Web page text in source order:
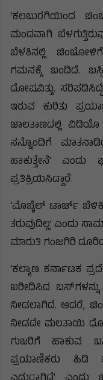
‘ಕಲಬುರಗಿಯಿಂದ
ಮಂದವಾಗಿ
ಬೆಳಕಿನಲ್ಲಿ‌
ಗಮನಕ್ಕೆ ಬಂದಿದೆ.
ದೋಷವಿತ್ತು.
ಇರುವ ಕುರಿತು
ಜಾಲತಾಣದಲ್ಲಿ
ನನ್ನೊಂದಿಗೆ
ಹಾಕುತ್ತೇನೆ’ ಎಂದು
ಪ್ರತಿಕ್ರಿಯಿಸಿದ್ದಾರೆ.
‘ಮೊಬೈಲ್‌ ಟಾರ್ಚ್‌
ತರುವುದಿಲ್ಲ’ ಎಂದು‌
ಮಾರುತಿ ಗಂಜಗಿರಿ‌
‘ಕಲ್ಯಾಣ ಕರ್ನಾಟಕ‌
ಖರೀದಿಸಿದ
ನೀಡಲಾಗಿದೆ. ಆದರೆ,
ನೀಡದೇ ಮಲತಾಯಿ
ಗುಜರಿಗೆ ಹಾಕುವ
ಪ್ರಯಾಣಿಕರು ಹಿಡಿ